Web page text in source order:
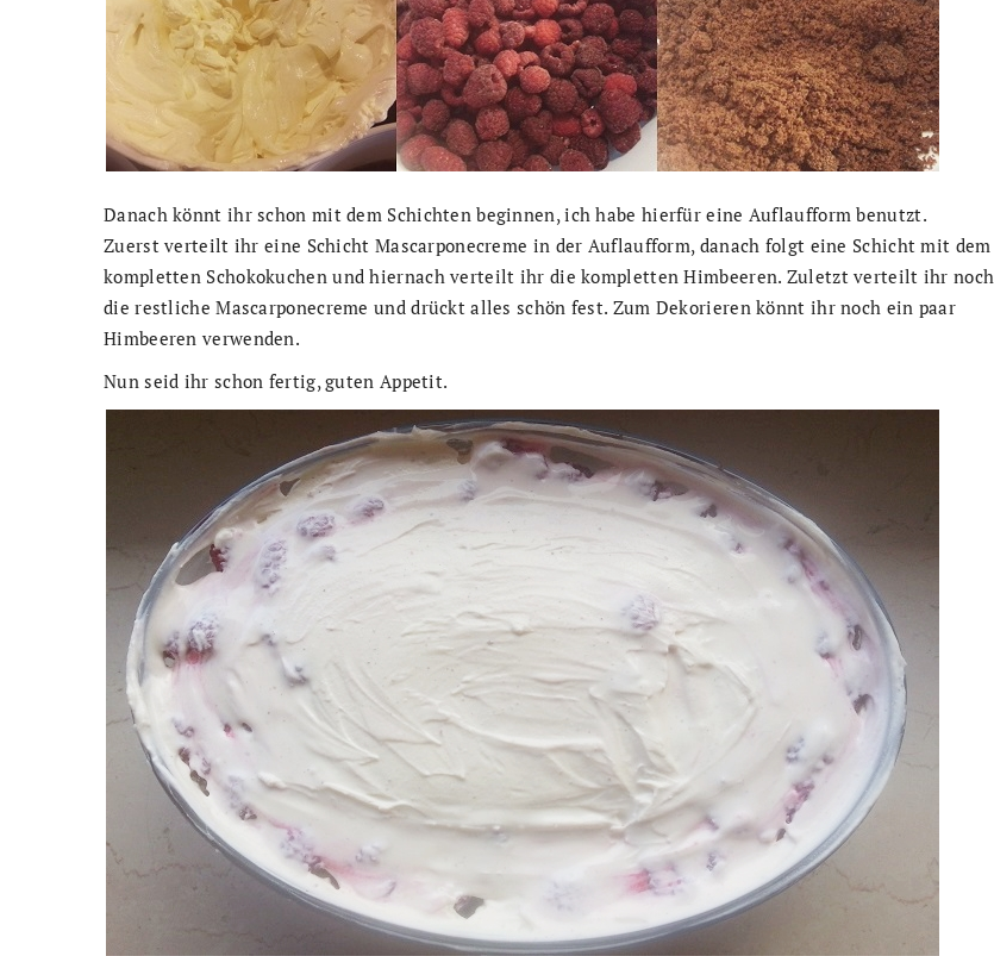
Danach könnt ihr schon mit dem Schichten beginnen, ich habe hierfür eine Auflaufform benutzt.
Zuerst verteilt ihr eine Schicht Mascarponecreme in der Auflaufform, danach folgt eine Schicht mit dem
kompletten Schokokuchen und hiernach verteilt ihr die kompletten Himbeeren. Zuletzt verteilt ihr noch
die restliche Mascarponecreme und drückt alles schön fest. Zum Dekorieren könnt ihr noch ein paar
Himbeeren verwenden.
Nun seid ihr schon fertig, guten Appetit.